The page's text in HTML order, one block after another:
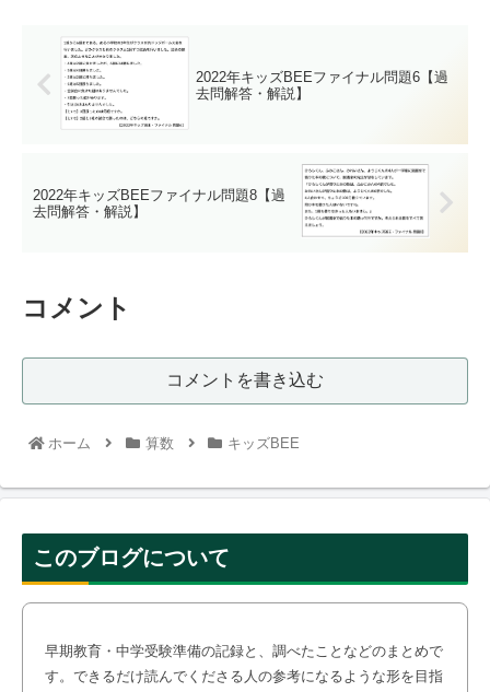
2022年キッズBEEファイナル問題6【過
去問解答・解説】
2022年キッズBEEファイナル問題8【過
去問解答・解説】
コメント
コメントを書き込む
ホーム 算数 キッズBEE
このブログについて
早期教育・中学受験準備の記録と、調べたことなどのまとめで
す。できるだけ読んでくださる人の参考になるような形を目指